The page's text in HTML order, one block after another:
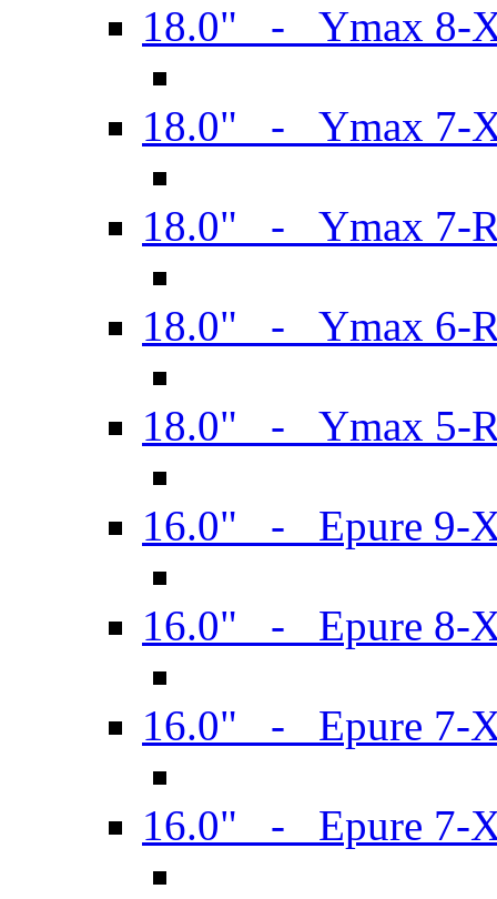
18.0" - Ymax 8-
18.0" - Ymax 7-
18.0" - Ymax 7-
18.0" - Ymax 6-
18.0" - Ymax 5-
16.0" - Epure 9-
16.0" - Epure 8-
16.0" - Epure 7-
16.0" - Epure 7-